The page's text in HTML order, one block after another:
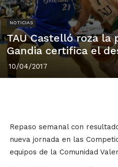
NOTICIAS
TAU Castelló roza la
Gandia certifica el
10/04/2017
Repaso semanal con
nueva jornada en las
equipos de la Comunidad